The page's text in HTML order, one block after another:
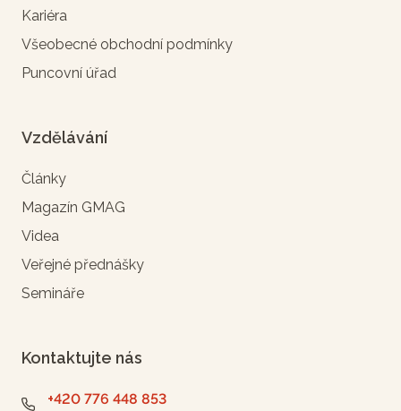
Kariéra
Všeobecné obchodní podmínky
Puncovní úřad
Vzdělávání
Články
Magazín GMAG
Videa
Veřejné přednášky
Semináře
Kontaktujte nás
+420 776 448 853